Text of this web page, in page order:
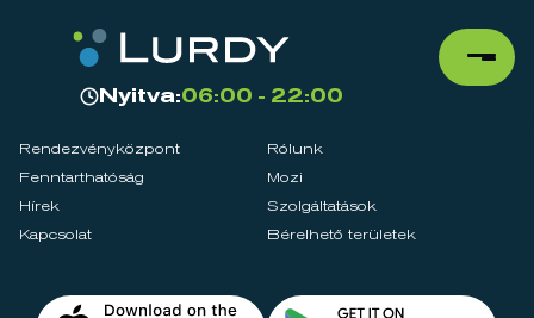
Nyitva:06:00 - 22:00
Rendezvényközpont
Rólunk
Fenntarthatóság
Mozi
Hírek
Szolgáltatások
Kapcsolat
Bérelhető területek